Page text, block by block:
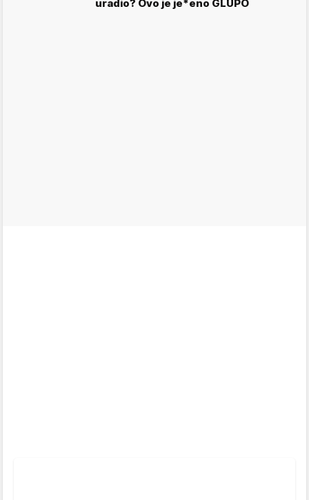
uradio? Ovo je je*eno GLUPO